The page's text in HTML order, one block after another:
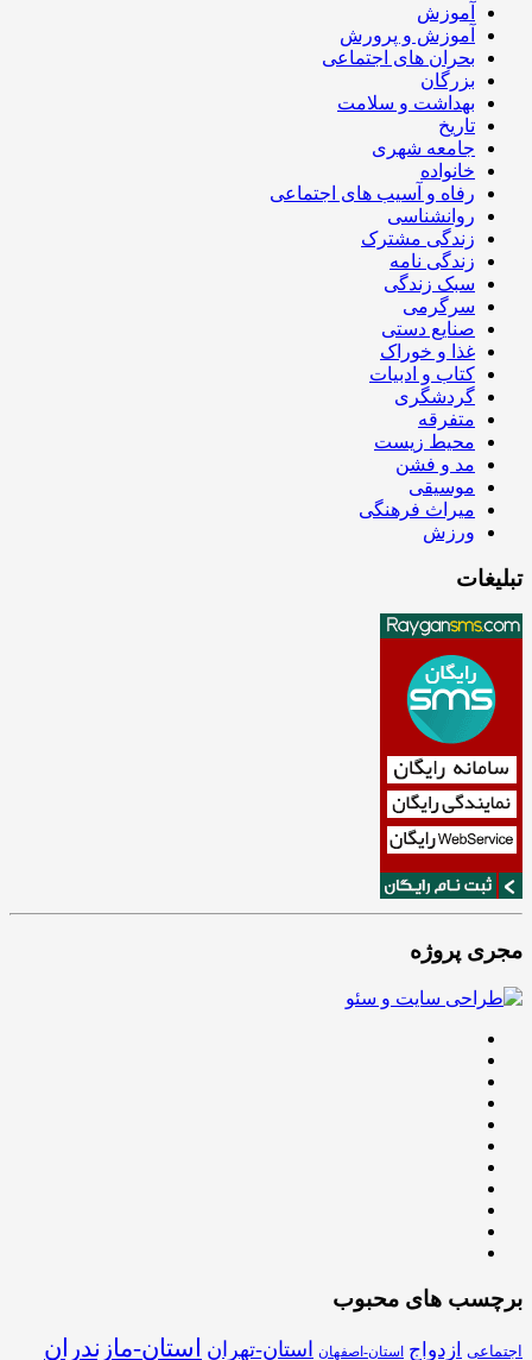
آموزش
آموزش و پرورش
بحران های اجتماعی
بزرگان
بهداشت و سلامت
تاریخ
جامعه شهری
خانواده
رفاه و آسیب های اجتماعی
روانشناسی
زندگی مشترک
زندگی نامه
سبک زندگی
سرگرمی
صنایع دستی
غذا و خوراک
کتاب و ادبیات
گردشگری
متفرقه
محیط زیست
مد و فشن
موسیقی
میراث فرهنگی
ورزش
تبلیغات
مجری پروژه
برچسب های محبوب
اجتماعی ازدواج استان-اصفهان استان-تهران استان-مازندران